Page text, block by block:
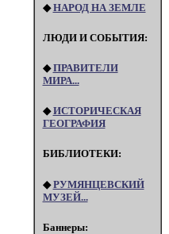
◆НАРОД НА ЗЕМЛЕ
ЛЮДИ И СОБЫТИЯ:
◆ПРАВИТЕЛИ
МИРА...
◆ИСТОРИЧЕСКАЯ
ГЕОГРАФИЯ
БИБЛИОТЕКИ:
◆РУМЯНЦЕВСКИЙ
МУЗЕЙ...
Баннеры: